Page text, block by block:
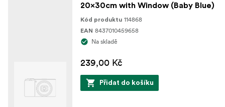
20x30cm with Window (Baby Blue)
Kód produktu 114868
EAN 8437010459658
Na skladě
239,00 Kč
Přidat do košíku